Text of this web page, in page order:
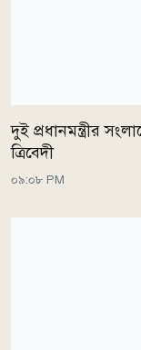
দুই প্রধানমন্ত্রীর
ত্রিবেদী
০৯:০৮ PM